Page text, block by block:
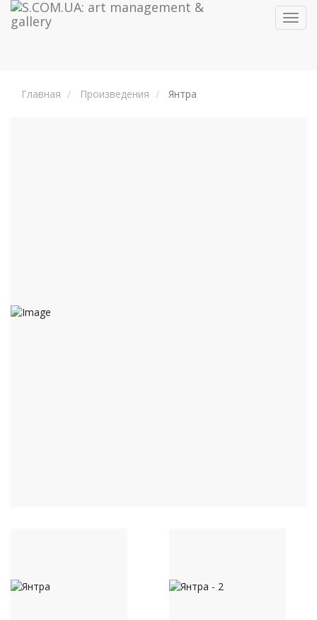
Главная Произведения Янтра